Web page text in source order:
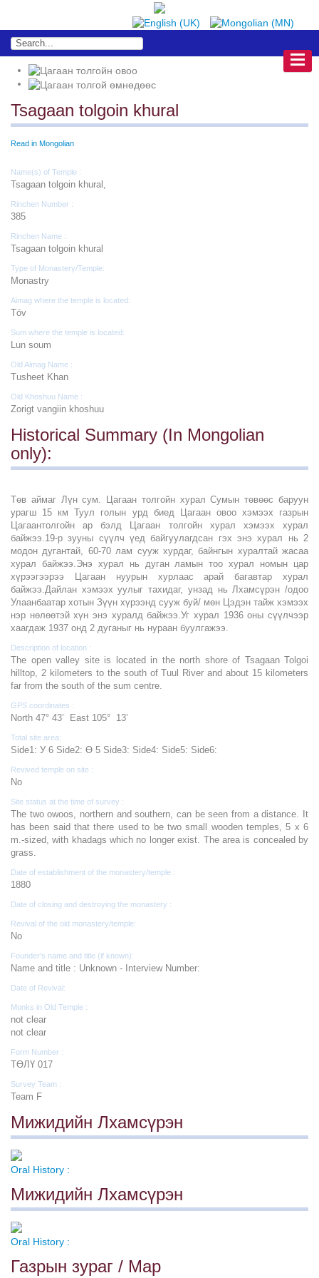
Tsagaan tolgoin khural
Read in Mongolian
Name(s) of Temple :
Tsagaan tolgoin khural,
Rinchen Number :
385
Rinchen Name :
Tsagaan tolgoin khural
Type of Monastery/Temple:
Monastry
Aimag where the temple is located:
Töv
Sum where the temple is located:
Lun soum
Old Aimag Name :
Tusheet Khan
Old Khoshuu Name :
Zorigt vangiin khoshuu
Historical Summary (In Mongolian
only):
Төв аймаг Лүн сум. Цагаан толгойн хурал Сумын төвөөс баруун
урагш 15 км Туул голын урд биед Цагаан овоо хэмээх газрын
Цагаантолгойн ар бэлд Цагаан толгойн хурал хэмээх хурал
байжээ.19-р зууны сүүлч үед байгуулагдсан гэх энэ хурал нь 2
модон дугантай, 60-70 лам сууж хурдаг, байнгын хуралтай жасаа
хурал байжээ.Энэ хурал нь дуган ламын тоо хурал номын цар
хүрээгээрээ Цагаан нуурын хурлаас арай багавтар хурал
байжээ.Дайлан хэмээх уулыг тахидаг, унзад нь Лхамсүрэн /одоо
Улаанбаатар хотын Зүүн хүрээнд сууж буй/ мөн Цэдэн тайж хэмээх
нэр нөлөөтэй хүн энэ хуралд байжээ.Уг хурал 1936 оны сүүлчээр
хаагдаж 1937 онд 2 дуганыг нь нураан буулгажээ.
Description of location :
The open valley site is located in the north shore of Tsagaan Tolgoi
hilltop, 2 kilometers to the south of Tuul River and about 15 kilometers
far from the south of the sum centre.
GPS coordinates :
North 47° 43’ East 105° 13’
Total site area:
Side1: У 6 Side2: Ө 5 Side3: Side4: Side5: Side6:
Revived temple on site :
No
Site status at the time of survey :
The two owoos, northern and southern, can be seen from a distance. It
has been said that there used to be two small wooden temples, 5 x 6
m.-sized, with khadags which no longer exist. The area is concealed by
grass.
Date of establishment of the monastery/temple :
1880
Date of closing and destroying the monastery :
Revival of the old monastery/temple:
No
Founder's name and title (if known):
Name and title : Unknown - Interview Number:
Date of Revival:
Monks in Old Temple :
not clear
not clear
Form Number :
ТӨЛҮ 017
Survey Team :
Team F
Мижидийн Лхамсүрэн
Oral History :
Мижидийн Лхамсүрэн
Oral History :
Газрын зураг / Map